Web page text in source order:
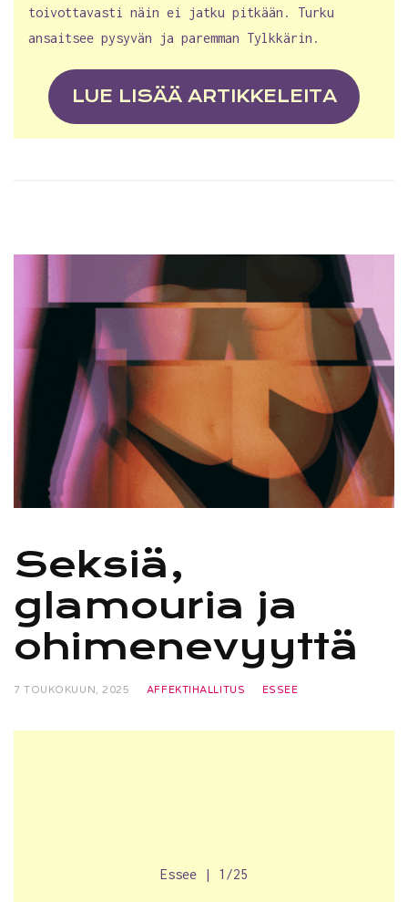
toivottavasti näin ei jatku pitkään. Turku
ansaitsee pysyvän ja paremman Tylkkärin.
LUE LISÄÄ ARTIKKELEITA
Seksiä,
glamouria ja
ohimenevyyttä
7 TOUKOKUUN, 2025 AFFEKTIHALLITUS ESSEE
Essee | 1/25